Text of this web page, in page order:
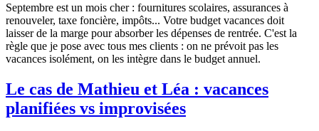
Septembre est un mois cher : fournitures scolaires, assurances à
renouveler, taxe foncière, impôts... Votre budget vacances doit
laisser de la marge pour absorber les dépenses de rentrée. C'est la
règle que je pose avec tous mes clients : on ne prévoit pas les
vacances isolément, on les intègre dans le budget annuel.
Le cas de Mathieu et Léa : vacances
planifiées vs improvisées